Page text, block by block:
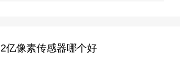
亿像素传感器哪个好